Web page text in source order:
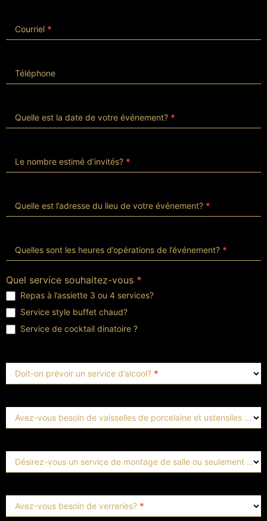
Courriel *
Téléphone
Quelle est la date de votre événement? *
Le nombre estimé d’invités? *
Quelle est l’adresse du lieu de votre événement? *
Quelles sont les heures d’opérations de l’événement? *
Quel service souhaitez-vous *
Repas à l’assiette 3 ou 4 services?
Service style buffet chaud?
Service de cocktail dinatoire ?
Doit-on prévoir un service d’alcool? *
Avez-vous besoin de vaisselles de porcelaine et ustensiles ? *
Désirez-vous un service de montage de salle ou seulement
Avez-vous besoin de verreries? *